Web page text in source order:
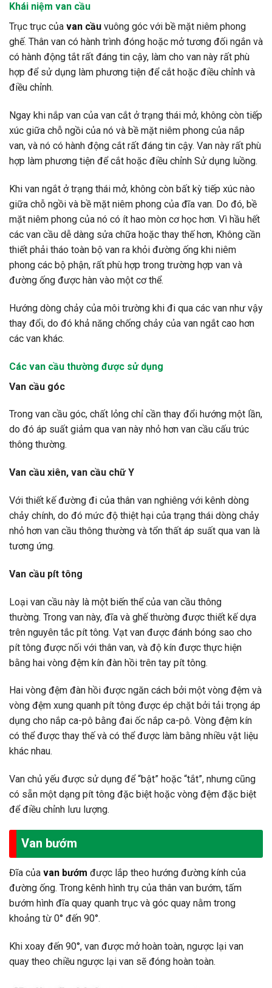
Khái niệm van cầu
Trục trục của van cầu vuông góc với bề mặt niêm phong
ghế. Thân van có hành trình đóng hoặc mở tương đối ngắn và
có hành động tắt rất đáng tin cậy, làm cho van này rất phù
hợp để sử dụng làm phương tiện để cắt hoặc điều chỉnh và
điều chỉnh.
Ngay khi nắp van của van cắt ở trạng thái mở, không còn tiếp
xúc giữa chỗ ngồi của nó và bề mặt niêm phong của nắp
van, và nó có hành động cắt rất đáng tin cậy. Van này rất phù
hợp làm phương tiện để cắt hoặc điều chỉnh Sử dụng luồng.
Khi van ngắt ở trạng thái mở, không còn bất kỳ tiếp xúc nào
giữa chỗ ngồi và bề mặt niêm phong của đĩa van. Do đó, bề
mặt niêm phong của nó có ít hao mòn cơ học hơn. Vì hầu hết
các van cầu dễ dàng sửa chữa hoặc thay thế hơn, Không cần
thiết phải tháo toàn bộ van ra khỏi đường ống khi niêm
phong các bộ phận, rất phù hợp trong trường hợp van và
đường ống được hàn vào một cơ thể.
Hướng dòng chảy của môi trường khi đi qua các van như vậy
thay đổi, do đó khả năng chống chảy của van ngắt cao hơn
các van khác.
Các van cầu thường được sử dụng
Van cầu góc
Trong van cầu góc, chất lỏng chỉ cần thay đổi hướng một lần,
do đó áp suất giảm qua van này nhỏ hơn van cầu cấu trúc
thông thường.
Van cầu xiên, van cầu chữ Y
Với thiết kế đường đi của thân van nghiêng với kênh dòng
chảy chính, do đó mức độ thiệt hại của trạng thái dòng chảy
nhỏ hơn van cầu thông thường và tổn thất áp suất qua van là
tương ứng.
Van cầu pít tông
Loại van cầu này là một biến thể của van cầu thông
thường. Trong van này, đĩa và ghế thường được thiết kế dựa
trên nguyên tắc pít tông. Vạt van được đánh bóng sao cho
pít tông được nối với thân van, và độ kín được thực hiện
bằng hai vòng đệm kín đàn hồi trên tay pít tông.
Hai vòng đệm đàn hồi được ngăn cách bởi một vòng đệm và
vòng đệm xung quanh pít tông được ép chặt bởi tải trọng áp
dụng cho nắp ca-pô bằng đai ốc nắp ca-pô. Vòng đệm kín
có thể được thay thế và có thể được làm bằng nhiều vật liệu
khác nhau.
Van chủ yếu được sử dụng để “bật” hoặc “tắt”, nhưng cũng
có sẵn một dạng pít tông đặc biệt hoặc vòng đệm đặc biệt
để điều chỉnh lưu lượng.
Van bướm
Đĩa của van bướm được lắp theo hướng đường kính của
đường ống. Trong kênh hình trụ của thân van bướm, tấm
bướm hình đĩa quay quanh trục và góc quay nằm trong
khoảng từ 0° đến 90°.
Khi xoay đến 90°, van được mở hoàn toàn, ngược lại van
quay theo chiều ngược lại van sẽ đóng hoàn toàn.